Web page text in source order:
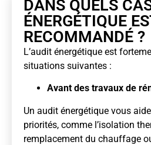
DANS QUELS
ÉNERGÉTIQUE
RECOMMANDÉ ?
L’audit énergétique est
situations suivantes :
Avant des travaux de
Un audit énergétique vous
priorités, comme l’isolation
remplacement du chauffage